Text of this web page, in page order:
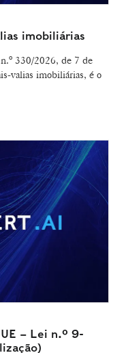
imobiliárias
330/2026, de 7 de
valias imobiliárias, é o
– Lei n.º 9-